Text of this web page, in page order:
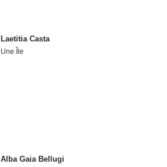
Laetitia Casta
Une Île
Alba Gaia Bellugi